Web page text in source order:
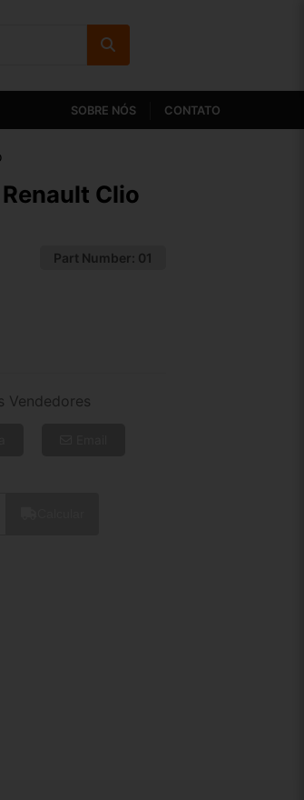
SOBRE NÓS CONTATO
Clio
Part Number: 01
Vendedores